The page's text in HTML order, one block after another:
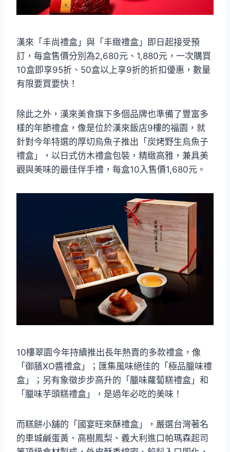
漢來「丰尚禮盒」與「丰緻禮盒」即日起接受預
訂，每盒售價分別為2,680元、1,880元，一次購買
10盒即享95折、50盒以上享9折的折扣優惠，數量
有限要買要快！
除此之外，漢來美食旗下多個品牌也準備了豐富多
樣的年節禮盒，像是位於漢來飯店9樓的福園，就
針對今年特選的厚切烏魚子推出「炭烤野生烏魚子
禮盒」，以日式仿木禮盒包裝，精緻高雅，兼具美
觀與美味的最佳伴手禮，每盒10入售價1,680元。
10樓翠園今年持續推出長年熱賣的多款禮盒，像
「御膳XO醬禮盒」；匯集風味絕佳的「極品臘味禮
盒」；另有象徵步步高升的「臘味蘿蔔糕禮盒」和
「臘味芋頭糕禮盒」，是過年必吃的美味！
而糕餅小舖的「國宴旺來酥禮盒」，嚴選台灣著名
的車城鹹蛋黃、高樹鳳梨、義大利進口帕瑪森起司